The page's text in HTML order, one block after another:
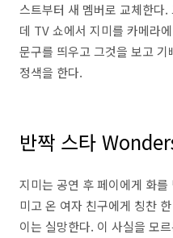
스트부터 새 멤버로 교체한다
데 TV 쇼에서 지미를 카메라
문구를 띄우고 그것을 보고
정색을 한다.
반짝 스타
지미는 공연 후 페이에게 화
미고 온 여자 친구에게 칭찬
이는 실망한다. 이 사실을 모